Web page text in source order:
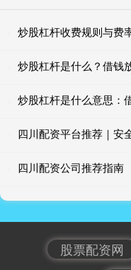
炒股杠杆收费规则与费
炒股杠杆是什么？借钱
炒股杠杆是什么意思：
四川配资平台推荐｜安
四川配资公司推荐指南
股票配资网